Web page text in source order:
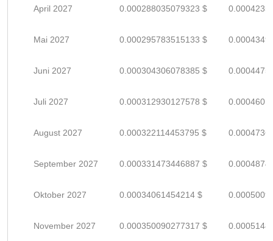
April 2027 0.000288035079323 $
Mai 2027 0.000295783515133 $
Juni 2027 0.000304306078385 $
Juli 2027 0.000312930127578 $
August 2027 0.000322114453795 $
September 2027 0.000331473446887 $
Oktober 2027 0.00034061454214 $
November 2027 0.000350090277317 $